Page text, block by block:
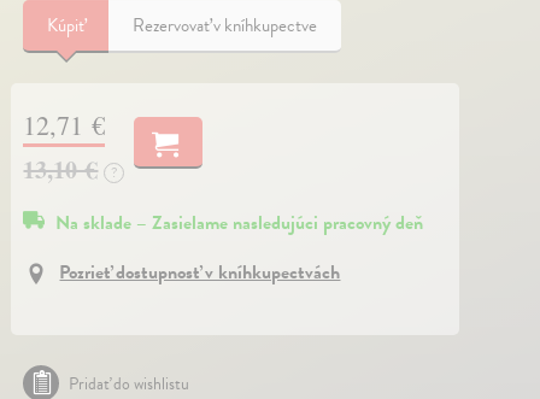
Kúpiť Rezervovať v kníhkupectve
12,71 €
13,10 €
?
Na sklade – Zasielame nasledujúci pracovný deň
Pozrieť dostupnosť v kníhkupectvách
Pridať do wishlistu